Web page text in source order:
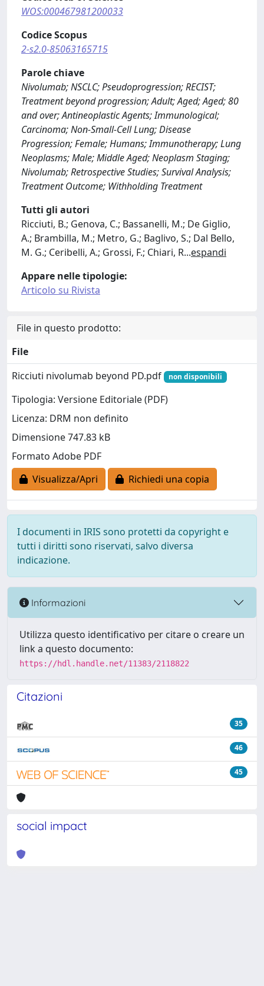
WOS:000467981200033
Codice Scopus
2-s2.0-85063165715
Parole chiave
Nivolumab; NSCLC; Pseudoprogression; RECIST;
Treatment beyond progression; Adult; Aged; Aged; 80
and over; Antineoplastic Agents; Immunological;
Carcinoma; Non-Small-Cell Lung; Disease
Progression; Female; Humans; Immunotherapy; Lung
Neoplasms; Male; Middle Aged; Neoplasm Staging;
Nivolumab; Retrospective Studies; Survival Analysis;
Treatment Outcome; Withholding Treatment
Tutti gli autori
Ricciuti, B.; Genova, C.; Bassanelli, M.; De Giglio,
A.; Brambilla, M.; Metro, G.; Baglivo, S.; Dal Bello,
M. G.; Ceribelli, A.; Grossi, F.; Chiari, R...espandi
Appare nelle tipologie:
Articolo su Rivista
File in questo prodotto:
File
Ricciuti nivolumab beyond PD.pdf
non disponibili
Tipologia: Versione Editoriale (PDF)
Licenza: DRM non definito
Dimensione 747.83 kB
Formato Adobe PDF
Visualizza/Apri
Richiedi una copia
I documenti in IRIS sono protetti da copyright e
tutti i diritti sono riservati, salvo diversa
indicazione.
Informazioni
Utilizza questo identificativo per citare o creare un
link a questo documento:
https://hdl.handle.net/11383/2118822
Citazioni
35
46
45
social impact